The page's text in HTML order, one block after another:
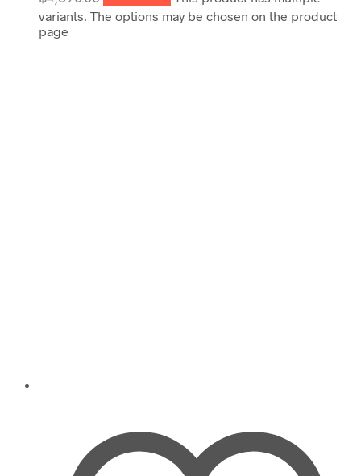
variants. The options may be chosen on the product
page